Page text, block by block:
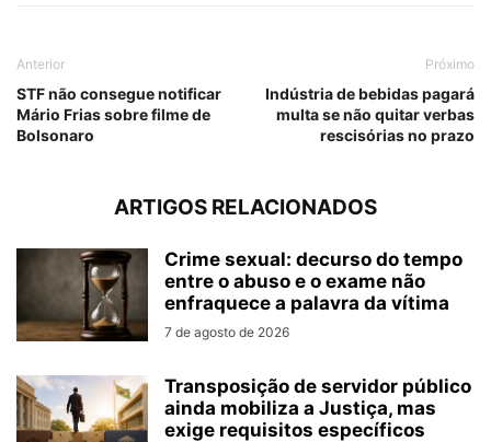
Anterior
STF não consegue notificar
Mário Frias sobre filme de
Bolsonaro
Próximo
Indústria de bebidas pagará
multa se não quitar verbas
rescisórias no prazo
ARTIGOS RELACIONADOS
Crime sexual: decurso do tempo
entre o abuso e o exame não
enfraquece a palavra da vítima
7 de agosto de 2026
Transposição de servidor público
ainda mobiliza a Justiça, mas
exige requisitos específicos